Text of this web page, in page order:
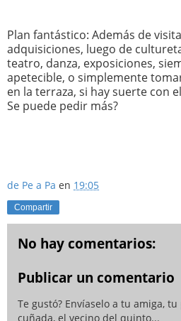
Plan fantástico: Además de
adquisiciones, luego de
teatro, danza, exposiciones,
apetecible, o simplemente
en la terraza, si hay suerte con
Se puede pedir más?
de Pe a Pa en 19:05
Compartir
No hay comentarios:
Publicar un comentario
Te gustó? Envíaselo a tu amiga,
cuñada, el vecino del quinto...